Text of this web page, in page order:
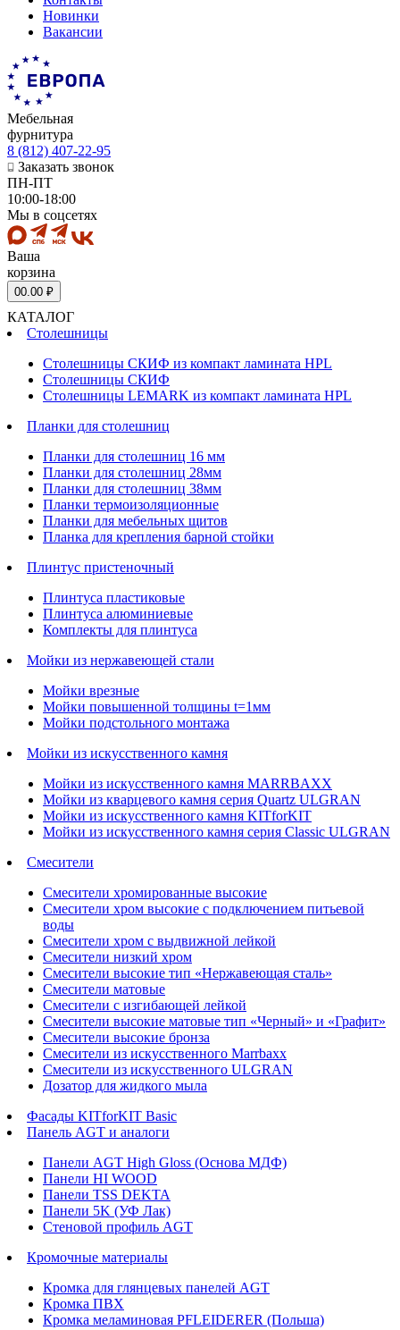
Новинки
Вакансии
Мебельная
фурнитура
8 (812) 407-22-95
Заказать звонок
ПН-ПТ
10:00-18:00
Мы в соцсетях
Ваша
корзина
00.00 ₽
КАТАЛОГ
Столешницы
Столешницы СКИФ из компакт ламината HPL
Столешницы СКИФ
Столешницы LEMARK из компакт ламината HPL
Планки для столешниц
Планки для столешниц 16 мм
Планки для столешниц 28мм
Планки для столешниц 38мм
Планки термоизоляционные
Планки для мебельных щитов
Планка для крепления барной стойки
Плинтус пристеночный
Плинтуса пластиковые
Плинтуса алюминиевые
Комплекты для плинтуса
Мойки из нержавеющей стали
Мойки врезные
Мойки повышенной толщины t=1мм
Мойки подстольного монтажа
Мойки из искусственного камня
Мойки из искусственного камня MARRBAXX
Мойки из кварцевого камня серия Quartz ULGRAN
Мойки из искусственного камня KITforKIT
Мойки из искусственного камня серия Classic ULGRAN
Смесители
Смесители хромированные высокие
Смесители хром высокие с подключением питьевой
воды
Смесители хром с выдвижной лейкой
Смесители низкий хром
Смесители высокие тип «Нержавеющая сталь»
Смесители матовые
Смесители с изгибающей лейкой
Смесители высокие матовые тип «Черный» и «Графит»
Смесители высокие бронза
Смесители из искусственного Marrbaxx
Смесители из искусственного ULGRAN
Дозатор для жидкого мыла
Фасады KITforKIT Basic
Панель AGT и аналоги
Панели AGT High Gloss (Основа МДФ)
Панели HI WOOD
Панели TSS DEKTA
Панели 5K (УФ Лак)
Стеновой профиль AGT
Кромочные материалы
Кромка для глянцевых панелей AGT
Кромка ПВХ
Кромка меламиновая PFLEIDERER (Польша)